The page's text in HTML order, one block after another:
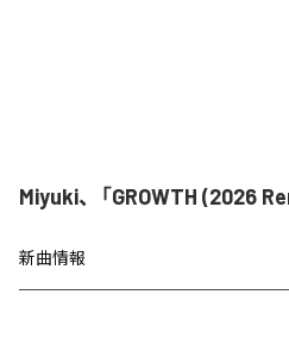
Miyuki、「GROWTH (2026
新曲情報